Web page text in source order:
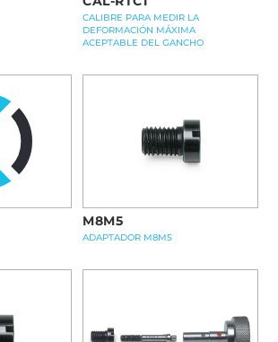
CALIBRE PARA MEDIR LA
DEFORMACIÓN MÁXIMA
ACEPTABLE DEL GANCHO
M8M5
ADAPTADOR M8M5